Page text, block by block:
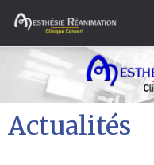
Actualités